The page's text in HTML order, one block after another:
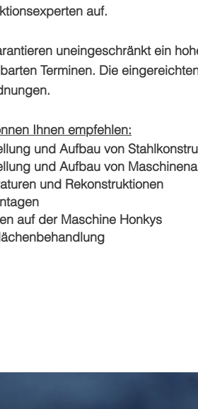
auf.
uneingeschränkt ein
Terminen. Die
Ihnen empfehlen:
und Aufbau von
und Aufbau von
und Rekonstruktionen
auf der Maschine Honkys